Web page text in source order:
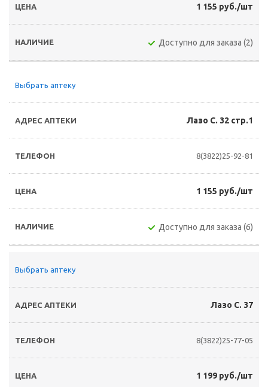
1 155 руб./шт
Доступно для заказа (2)
Выбрать аптеку
Лазо С. 32 стр.1
8(3822)25-92-81
1 155 руб./шт
Доступно для заказа (6)
Выбрать аптеку
Лазо С. 37
8(3822)25-77-05
1 199 руб./шт